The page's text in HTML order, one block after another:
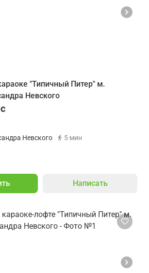
"Типичный Питер" м.
Невского
Невского
5 мин
Написать